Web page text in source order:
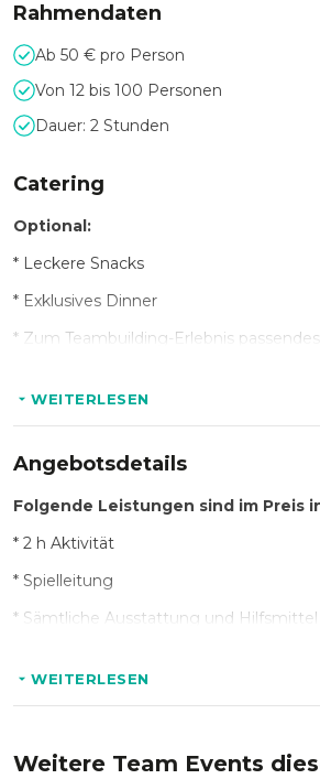
Rahmendaten
Ab 50 € pro Person
Von 12 bis 100 Personen
Dauer: 2 Stunden
Catering
Optional:
* Leckere Snacks
* Exklusives Dinner
* Zum Teambuilding-Erlebnis
WEITERLESEN
Angebotsdetails
Folgende Leistungen sind im Preis
* 2 h Aktivität
* Spielleitung
* Sämtliche Ausstattung und Hilfsmittel
WEITERLESEN
Weitere Team Events